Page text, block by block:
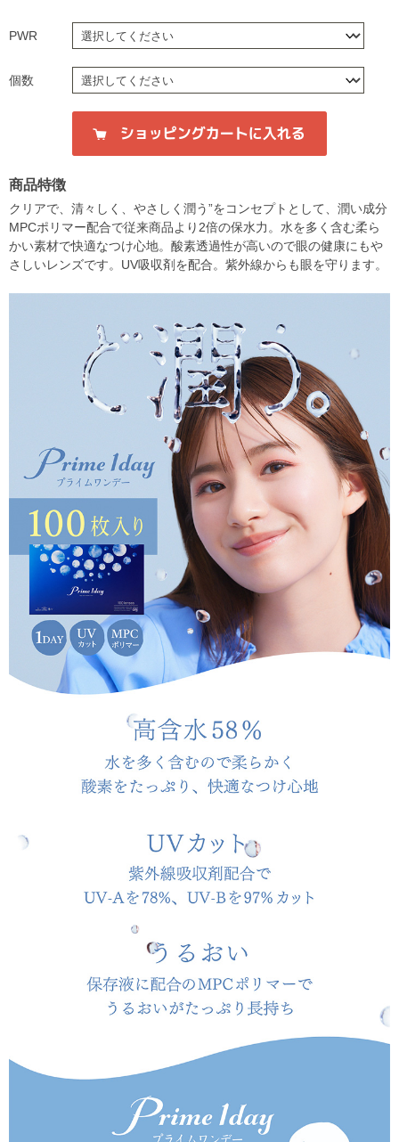
PWR
個数
商品特徴
クリアで、清々しく、やさしく潤う”をコンセプトとして、潤い成分
MPCポリマー配合で従来商品より2倍の保水力。水を多く含む柔ら
かい素材で快適なつけ心地。酸素透過性が高いので眼の健康にもや
さしいレンズです。UV吸収剤を配合。紫外線からも眼を守ります。